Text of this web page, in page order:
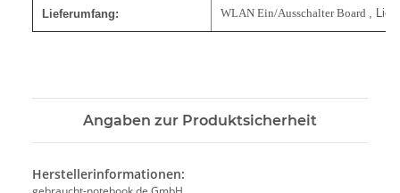
Lieferumfang: WLAN Ein/Ausschalter Board ,
Angaben zur Produktsicherheit
Herstellerinformationen: